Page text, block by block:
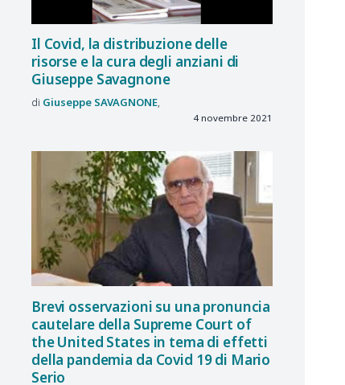
Il Covid, la distribuzione delle
risorse e la cura degli anziani di
Giuseppe Savagnone
Giuseppe SAVAGNONE
4 novembre 2021
Brevi osservazioni su una pronuncia
cautelare della Supreme Court of
the United States in tema di effetti
della pandemia da Covid 19 di Mario
Serio